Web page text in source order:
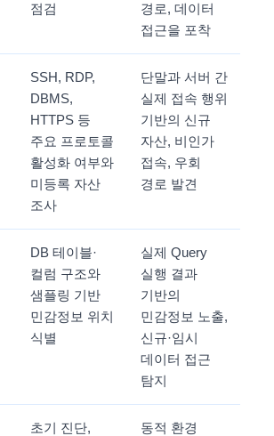
점검
경로, 데이터
접근을 포착
SSH, RDP,
DBMS,
HTTPS 등
주요 프로토콜
활성화 여부와
미등록 자산
조사
단말과 서버 간
실제 접속 행위
기반의 신규
자산, 비인가
접속, 우회
경로 발견
DB 테이블·
컬럼 구조와
샘플링 기반
민감정보 위치
식별
실제 Query
실행 결과
기반의
민감정보 노출,
신규·임시
데이터 접근
탐지
초기 진단,
동적 환경